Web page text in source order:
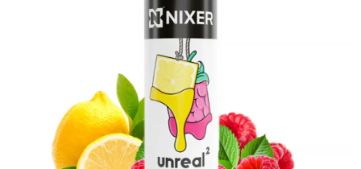
ATOMIZÉRY A CARTRIDGE
BATERIE A NABÍJEČKY